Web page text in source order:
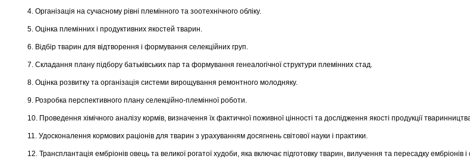
4. Організація на сучасному рівні племінного та зоотехнічного обліку.
5. Оцінка племінних і продуктивних якостей тварин.
6. Відбір тварин для відтворення і формування селекційних груп.
7. Складання плану підбору батьківських пар та формування генеалогічної структури племінних стад.
8. Оцінка розвитку та організація системи вирощування ремонтного молодняку.
9. Розробка перспективного плану селекційно-племінної роботи.
10. Проведення хімічного аналізу кормів, визначення їх фактичної поживної цінності та дослідження якості продукції
11. Удосконалення кормових раціонів для тварин з урахуванням досягнень світової науки і практики.
12. Трансплантація ембріонів овець та великої рогатої худоби, яка включає підготовку тварин, вилучення та пересадку ембріонів